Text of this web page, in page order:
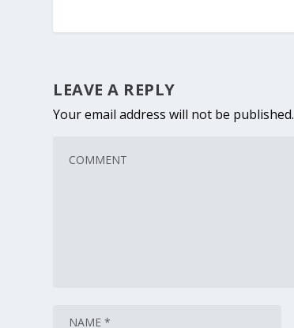
LEAVE A REPLY
Your email address will not be published.